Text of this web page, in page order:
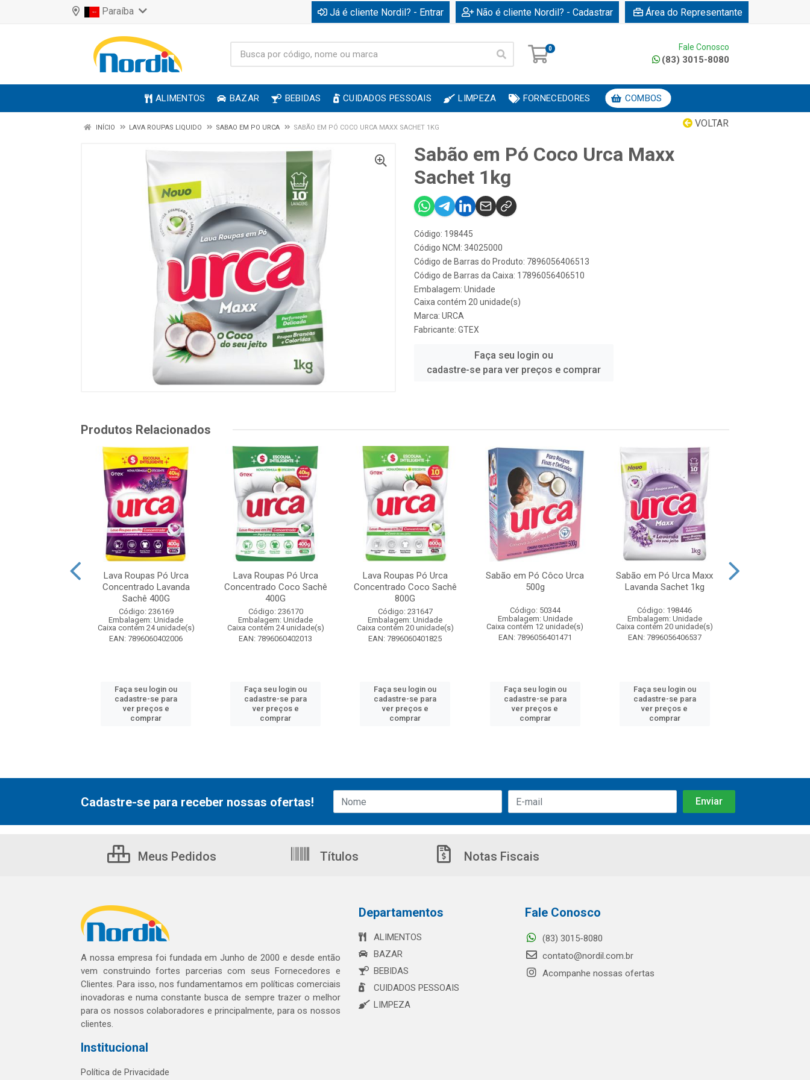
Paraíba Já é cliente Nordil? - Entrar Não é cliente Nordil? - Cadastrar Área do Representante
0 Fale Conosco
(83) 3015-8080
ALIMENTOS BAZAR BEBIDAS CUIDADOS PESSOAIS LIMPEZA FORNECEDORES COMBOS
VOLTAR
INÍCIO LAVA ROUPAS LIQUIDO SABAO EM PO URCA SABÃO EM PÓ COCO URCA MAXX SACHET 1KG
Sabão em Pó Coco Urca Maxx
Sachet 1kg
Código: 198445
Código NCM: 34025000
Código de Barras do Produto: 7896056406513
Código de Barras da Caixa: 17896056406510
Embalagem: Unidade
Caixa contém 20 unidade(s)
Marca: URCA
Fabricante: GTEX
Faça seu login ou
cadastre-se para ver preços e comprar
Produtos Relacionados
Lava Roupas Pó Urca
Concentrado Lavanda
Sachê 400G
Código: 236169
Embalagem: Unidade
Caixa contém 24 unidade(s)
EAN: 7896060402006
Faça seu login ou
cadastre-se para
ver preços e
comprar
Lava Roupas Pó Urca
Concentrado Coco Sachê
400G
Código: 236170
Embalagem: Unidade
Caixa contém 24 unidade(s)
EAN: 7896060402013
Faça seu login ou
cadastre-se para
ver preços e
comprar
Lava Roupas Pó Urca
Concentrado Coco Sachê
800G
Código: 231647
Embalagem: Unidade
Caixa contém 20 unidade(s)
EAN: 7896060401825
Faça seu login ou
cadastre-se para
ver preços e
comprar
Sabão em Pó Côco Urca
500g
Código: 50344
Embalagem: Unidade
Caixa contém 12 unidade(s)
EAN: 7896056401471
Faça seu login ou
cadastre-se para
ver preços e
comprar
Sabão em Pó Urca Maxx
Lavanda Sachet 1kg
Código: 198446
Embalagem: Unidade
Caixa contém 20 unidade(s)
EAN: 7896056406537
Faça seu login ou
cadastre-se para
ver preços e
comprar
Cadastre-se para receber nossas ofertas!
Meus Pedidos Títulos Notas Fiscais
A nossa empresa foi fundada em Junho de 2000 e desde então
vem construindo fortes parcerias com seus Fornecedores e
Clientes. Para isso, nos fundamentamos em políticas comerciais
inovadoras e numa constante busca de sempre trazer o melhor
para os nossos colaboradores e principalmente, para os nossos
clientes.
Institucional
Política de Privacidade
Departamentos
ALIMENTOS
BAZAR
BEBIDAS
CUIDADOS PESSOAIS
LIMPEZA
Fale Conosco
(83) 3015-8080
contato@nordil.com.br
Acompanhe nossas ofertas